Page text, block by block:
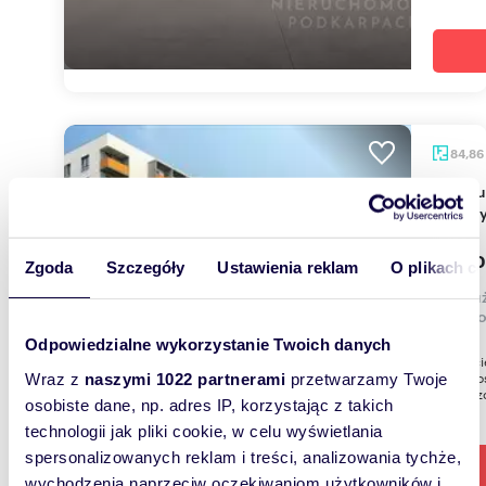
Zgoda Szczegóły Ustawienia reklam O plikach
Odpowiedzialne wykorzystanie Twoich danych
Wraz z naszymi 1022 partnerami przetwarzamy Twoje
osobiste dane, np. adres IP, korzystając z takich
technologii jak pliki cookie, w celu wyświetlania
spersonalizowanych reklam i treści, analizowania tychże,
84,86
Lokal użytkowy na wynajem w Rzeszowie, 85 m2,
4
lokal
W